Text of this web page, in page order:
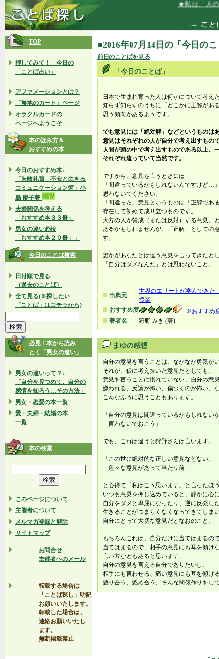
★私は、人の
TOP
押してみて！ 今日の
「ことば占い」
アファメーションとは？
「無地のカード」ページ
オラクルカードの
ページへようこそ
本の読み方＆
おすすめの本
今日のおすすめ本↓
「失敗礼賛 不安と生きる
コミュニケーション術」小
島 慶子著
夫婦関係を考える
「おすすめ本３３冊」
男女の違い必読
「おすすめ本２０冊」」
今日のことば検索
日付順で見る
（過去のことば）
全て見る(※探したい
「ことば」はコチラから)
必見！本から読み
とく「男女の違い」
男女の違いって？↓
「自分を見つめて、自分の
感情を知ろう…その方法」
男女・恋愛の本一覧
愛・夫婦・結婚の本
一覧
本の検索
このページについて
主催者について
メルマガ登録と解除
サイトマップ
お問合せ
主催者へのメール
転載する場合は
「ことば探し」明記
お願いいたします。
転載した場合は、
連絡お願いいたし
ます。
無断掲載禁止
■2016年07月14日の「今日の
前日のことばを見る
「今日のことば」
日本で生まれ育った人は何かについて考え
知らず知らずのうちに「どこかに正解があ
思う傾向があるようです。
でも意見には「絶対解」などというものは
意見はそれぞれの人が自分で考え出すもの
人間が頭の中で考え出すものである以上、
それぞれ違っていて当然です。
ですから、意見を言うときには
「間違っているかもしれないんですけど…
思わないでください。
「間違った」意見というものは「正解であ
存在して初めて成り立つものです。
大方の人が賛成（または反対）する意見、
あるかもしれませんが、「正解」としての
す。
誰かがあなたとは違う意見を言ってきたと
「自分はダメなんだ」とは思わないこと。
出典元
世界のエリートが学んできた
授業
おすすめ度
※おすすめ
著者名
狩野 みき (著)
まゆの感想
自分の意見を言うことは、なかなか勇気が
それが、仮に考え抜いた意見だとしても、
意見を言うことに慣れていない、自分の意
嫌われる、反論が怖い、傷つくのが怖い、
こんなふうに思うこともあります。
「自分の意見は間違っているかもしれない
言わないでおこう」
でも、これは違うと狩野さんは言います。
「この世に絶対的な正しい意見などない、
色々な意見があって当たり前」
と心得て「私はこう思います」と言ったほ
いつも意見を押し込めていると、静かに心
自分をダメと卑屈になったり、逆に反発し
生きることがつまらくなくなってきてしま
自分にとって大切な意見だとなおのこと。
もちろんこれは、自分だけに当てはまるの
当てはまるので、相手の意見にも耳を傾け
言い方などもあると思います。
自分の意見を言える自分でありたいし、
相手にも言わせる、痛い意見にも耳を傾け
語り合う、認め合う、そんな関係作りをし